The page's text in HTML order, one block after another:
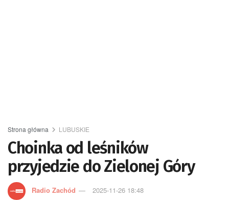
Strona główna LUBUSKIE
Choinka od leśników
przyjedzie do Zielonej Góry
Radio Zachód 2025-11-26 18:48